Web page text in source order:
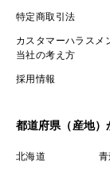
特定商取引法
カスタマーハラスメ
当社の考え方
採用情報
都道府県（産地）
北海道